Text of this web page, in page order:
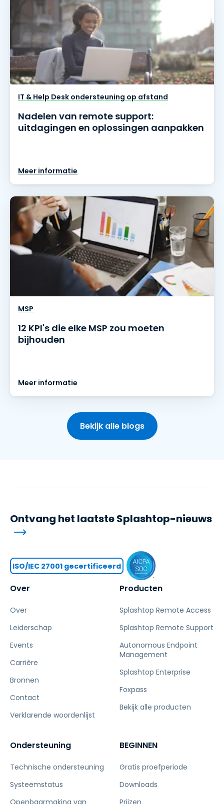
IT & Help Desk ondersteuning op afstand
Nadelen van remote support:
uitdagingen en oplossingen aanpakken
Meer informatie
MSP
12 KPI's die elke MSP zou moeten
bijhouden
Meer informatie
Bekijk alle blogs
Over
Over
Leiderschap
Events
Carrière
Bronnen
Contact
Verklarende woordenlijst
Producten
Splashtop Remote Access
Splashtop Remote Support
Autonomous Endpoint
Management
Splashtop Enterprise
Foxpass
Bekijk alle producten
Ondersteuning
Technische ondersteuning
Systeemstatus
Openbaarmaking van
BEGINNEN
Gratis proefperiode
Downloads
Prijzen
Ontvang het laatste Splashtop-nieuws
ISO/IEC 27001 gecertificeerd